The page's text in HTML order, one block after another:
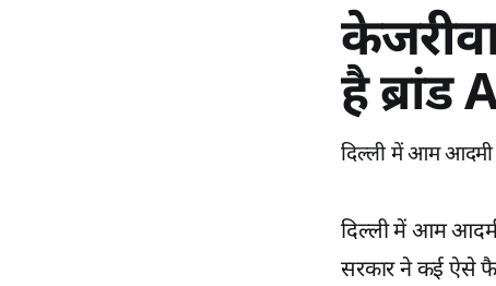
है
दिल्ली में आम आदमी
दिल्ली में आम
सरकार ने कई ऐसे